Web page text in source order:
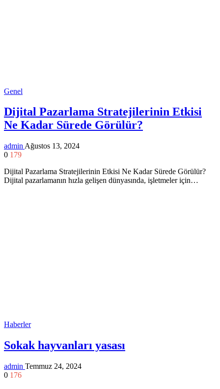
Genel
Dijital Pazarlama Stratejilerinin Etkisi
Ne Kadar Sürede Görülür?
admin Ağustos 13, 2024
0 179
Dijital Pazarlama Stratejilerinin Etkisi Ne Kadar Sürede Görülür?
Dijital pazarlamanın hızla gelişen dünyasında, işletmeler için…
Haberler
Sokak hayvanları yasası
admin Temmuz 24, 2024
0 176